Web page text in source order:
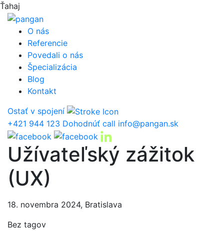
Ťahaj
Prejsť
obsah
O nás
Referencie
Povedali o nás
Špecializácia
Blog
Kontakt
Ostať v spojení
+421 944 123 Dohodnúť call info@pangan.sk
Užívateľský zážitok
(UX)
18. novembra 2024, Bratislava
Bez tagov